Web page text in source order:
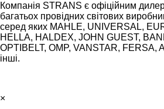
Компанія STRANS є офіційним
багатьох провідних світових
серед яких MAHLE, UNIVERSAL,
HELLA, HALDEX, JOHN GUEST,
OPTIBELT, OMP, VANSTAR, FERSA,
інші.
×